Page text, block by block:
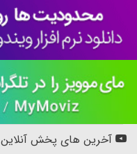
آخرین های پخش آنلاین